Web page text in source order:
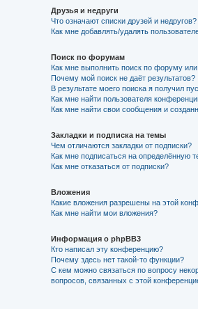
Друзья и недруги
Что означают списки друзей и недругов?
Как мне добавлять/удалять
Поиск по форумам
Как мне выполнить поиск по форуму
Почему мой поиск не даёт результатов?
В результате моего поиска я получил
Как мне найти пользователя
Как мне найти свои сообщения и
Закладки и подписка на темы
Чем отличаются закладки от подписки?
Как мне подписаться на определённую
Как мне отказаться от подписки?
Вложения
Какие вложения разрешены на этой
Как мне найти мои вложения?
Информация о phpBB3
Кто написал эту конференцию?
Почему здесь нет такой-то функции?
С кем можно связаться по вопросу
вопросов, связанных с этой